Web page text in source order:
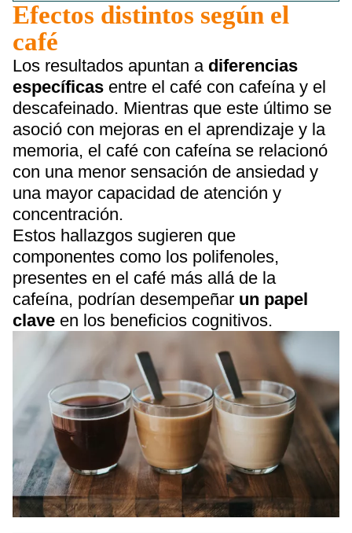
Efectos distintos según el
café
Los resultados apuntan a diferencias
específicas entre el café con cafeína y el
descafeinado. Mientras que este último se
asoció con mejoras en el aprendizaje y la
memoria, el café con cafeína se relacionó
con una menor sensación de ansiedad y
una mayor capacidad de atención y
concentración.
Estos hallazgos sugieren que
componentes como los polifenoles,
presentes en el café más allá de la
cafeína, podrían desempeñar un papel
clave en los beneficios cognitivos.